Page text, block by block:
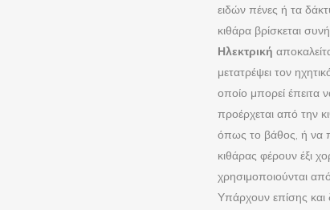
ειδών πένες ή τα
κιθάρα βρίσκεται
Ηλεκτρική
μετατρέψει τον
οποίο μπορεί έπειτα
προέρχεται από την
όπως το βάθος, ή να
κιθάρας φέρουν έξι
χρησιμοποιούνται
Υπάρχουν επίσης και